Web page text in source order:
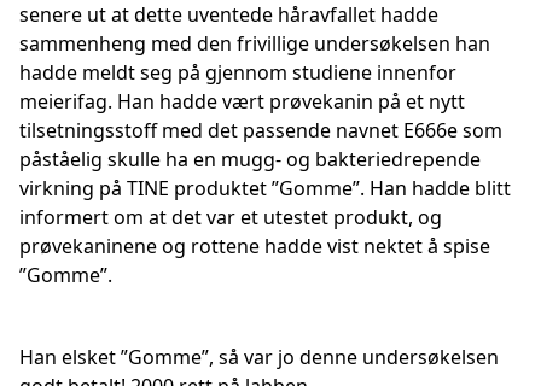
senere ut at dette uventede håravfallet hadde
sammenheng med den frivillige undersøkelsen han
hadde meldt seg på gjennom studiene innenfor
meierifag. Han hadde vært prøvekanin på et nytt
tilsetningsstoff med det passende navnet E666e som
påståelig skulle ha en mugg- og bakteriedrepende
virkning på TINE produktet ”Gomme”. Han hadde blitt
informert om at det var et utestet produkt, og
prøvekaninene og rottene hadde vist nektet å spise
”Gomme”.
Han elsket ”Gomme”, så var jo denne undersøkelsen